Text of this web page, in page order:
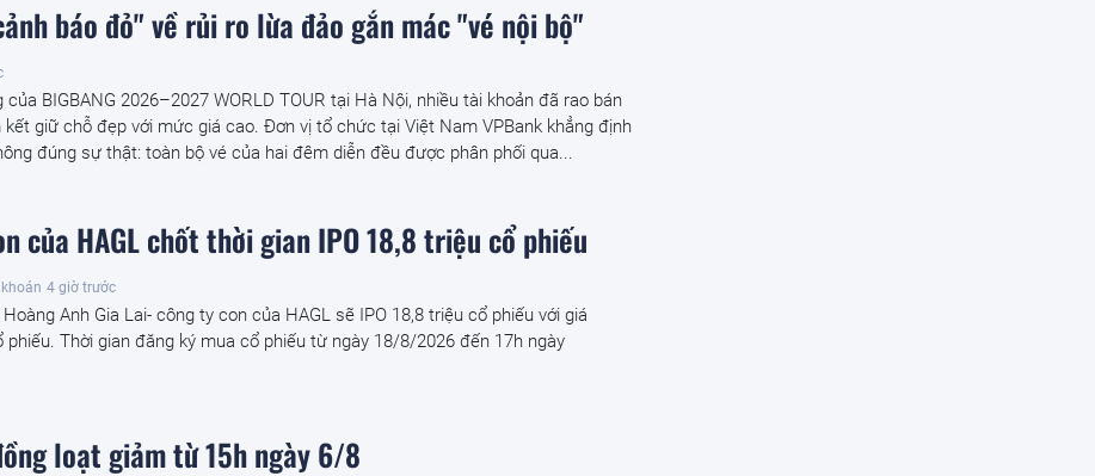
báo đỏ" về rủi ro lừa đảo gắn mác "vé nội bộ"
BIGBANG 2026–2027 WORLD TOUR tại Hà Nội, nhiều tài khoản đã rao bán
kết giữ chỗ đẹp với mức giá cao. Đơn vị tổ chức tại Việt Nam VPBank khẳng định
đúng sự thật: toàn bộ vé của hai đêm diễn đều được phân phối qua...
của HAGL chốt thời gian IPO 18,8 triệu cổ phiếu
4 giờ trước
Anh Gia Lai- công ty con của HAGL sẽ IPO 18,8 triệu cổ phiếu với giá
phiếu. Thời gian đăng ký mua cổ phiếu từ ngày 18/8/2026 đến 17h ngày
loạt giảm từ 15h ngày 6/8